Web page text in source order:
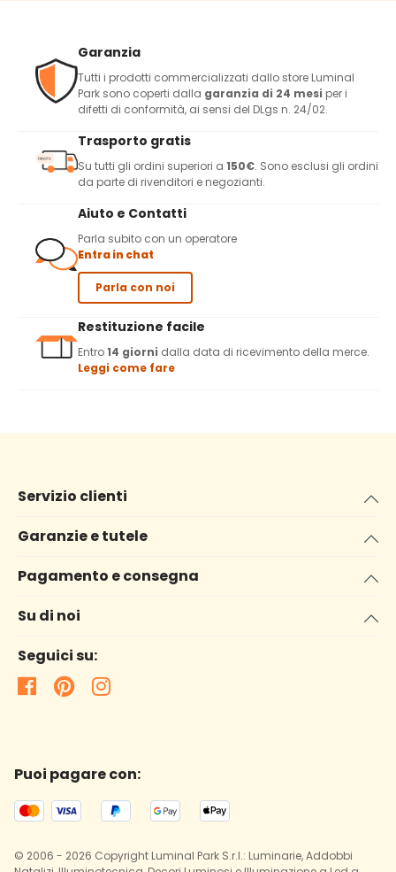
Garanzia
Tutti i prodotti commercializzati dallo store Luminal
Park sono coperti dalla garanzia di 24 mesi per i
difetti di conformità, ai sensi del DLgs n. 24/02.
Trasporto gratis
Su tutti gli ordini superiori a 150€. Sono esclusi gli ordini
da parte di rivenditori e negozianti.
Aiuto e Contatti
Parla subito con un operatore
Entra in chat
Parla con noi
Restituzione facile
Entro14 giorni dalla data di ricevimento della merce.
Leggi come fare
Servizio clienti
Garanzie e tutele
Pagamento e consegna
Su di noi
Seguici su:
Puoi pagare con:
© 2006 - 2026 Copyright Luminal Park S.r.l.: Luminarie, Addobbi